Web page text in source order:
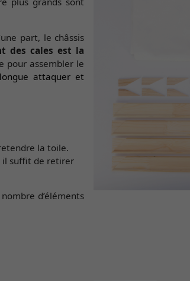
part, le châssis
des cales est la
pour assembler le
attaquer et
la toile.
il suffit de retirer
d’éléments